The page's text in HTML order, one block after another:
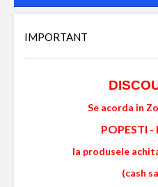
IMPORTANT
Se acorda in
POPESTI -
la produsele
(cash